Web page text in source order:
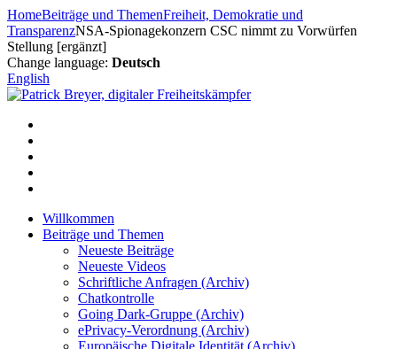
Zum
Inhalt
springen
HomeBeiträge und ThemenFreiheit, Demokratie und
TransparenzNSA-Spionagekonzern CSC nimmt zu Vorwürfen
Stellung [ergänzt]
Change language: Deutsch
English
Willkommen
Beiträge und Themen
Neueste Beiträge
Neueste Videos
Schriftliche Anfragen (Archiv)
Chatkontrolle
Going Dark-Gruppe (Archiv)
ePrivacy-Verordnung (Archiv)
Europäische Digitale Identität (Archiv)